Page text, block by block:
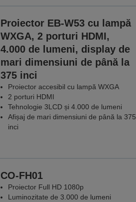
Proiector EB-W53 cu lampă
WXGA, 2 porturi HDMI,
4.000 de lumeni, display de
mari dimensiuni de până la
375 inci
Proiector accesibil cu lampă WXGA
2 porturi HDMI
Tehnologie 3LCD și 4.000 de lumeni
Afișaj de mari dimensiuni de până la 375
inci
CO-FH01
Proiector Full HD 1080p
Luminozitate de 3.000 de lumeni